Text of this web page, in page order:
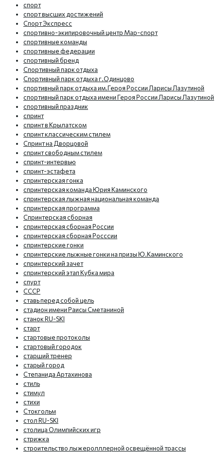
спорт
спорт высших достижений
Спорт Экспресс
спортивно-экипировочный центр Мар-спорт
спортивные команды
спортивные федерации
спортивный бренд
Спортивный парк отдыха
Спортивный парк отдыха г.Одинцово
спортивный парк отдыха им.Героя России Ларисы Лазутиной
спортивный парк отдыха имени Героя России Ларисы Лазутиной
спортивный праздник
спринт
спринт в Крылатском
спринт классическим стилем
Спринт на Дворцовой
спринт свободным стилем
спринт-интервью
спринт-эстафета
спринтерская гонка
спринтерская команда Юрия Каминского
спринтерская лыжная национальная команда
спринтерская программа
Спринтерская сборная
спринтерская сборная России
спринтерская сборная Росссии
спринтерские гонки
спринтерские лыжные гонки на призы Ю.Каминского
спринтерский зачет
спринтерский этап Кубка мира
спурт
СССР
ставь перед собой цель
стадион имени Раисы Сметаниной
станок RU-SKI
старт
стартовые протоколы
стартовый городок
старший тренер
старый город
Степанида Артахинова
стиль
стимул
стихи
Стокгольм
стол RU-SKI
столица Олимпийских игр
стрижка
строительство лыжеролллерной освещённой трассы